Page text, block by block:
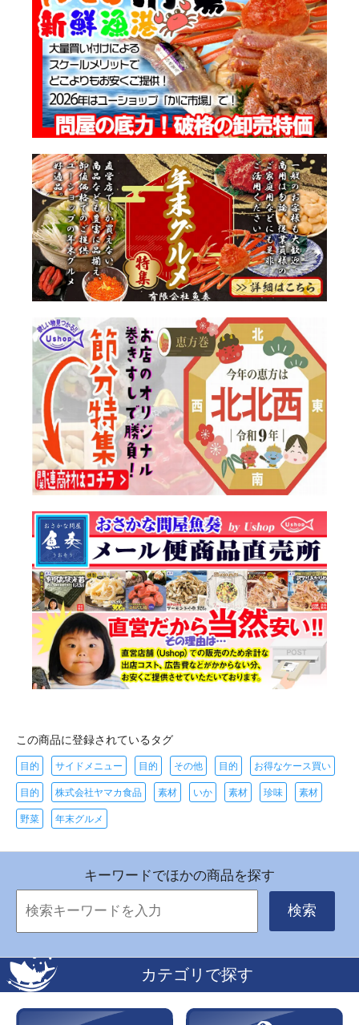
この商品に登録されているタグ
目的 サイドメニュー 目的 その他 目的 お得なケース買い
目的 株式会社ヤマカ食品 素材 いか 素材 珍味 素材
野菜 年末グルメ
キーワードでほかの商品を探す
検索
カテゴリで探す